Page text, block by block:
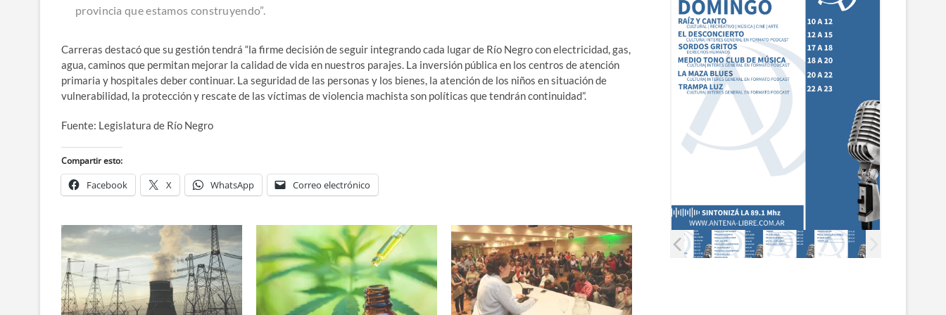
provincia que estamos construyendo”.
Carreras destacó que su gestión tendrá “la firme decisión de seguir integrando cada lugar de Río Negro con electricidad, gas,
agua, caminos que permitan mejorar la calidad de vida en nuestros parajes. La inversión pública en los centros de atención
primaria y hospitales deber continuar. La seguridad de las personas y los bienes, la atención de los niños en situación de
vulnerabilidad, la protección y rescate de las víctimas de violencia machista son políticas que tendrán continuidad”.
Fuente: Legislatura de Río Negro
Compartir esto:
Facebook X WhatsApp Correo electrónico